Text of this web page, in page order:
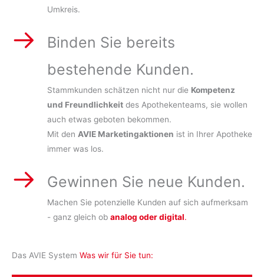
Umkreis.
Binden Sie bereits
bestehende Kunden.
Stammkunden schätzen nicht nur die Kompetenz
und Freundlichkeit des Apothekenteams, sie wollen
auch etwas geboten bekommen.
Mit den AVIE Marketingaktionen ist in Ihrer Apotheke
immer was los.
Gewinnen Sie neue Kunden.
Machen Sie potenzielle Kunden auf sich aufmerksam
- ganz gleich ob analog oder digital.
Das AVIE System Was wir für Sie tun: